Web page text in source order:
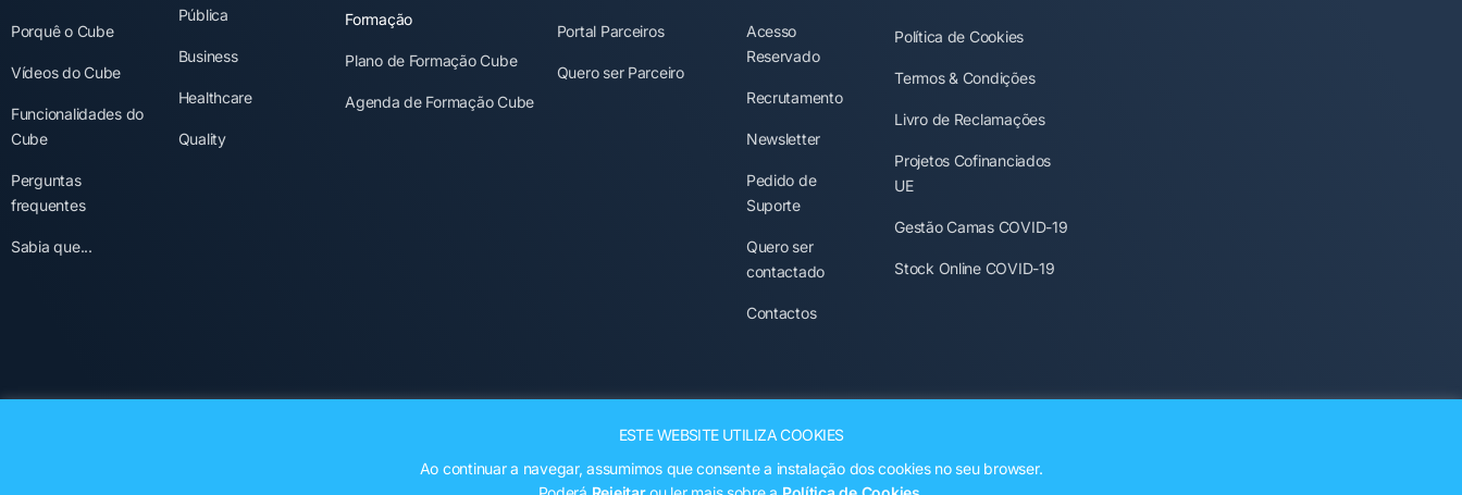
Porquê o Cube
Vídeos do Cube
Funcionalidades do
Cube
Perguntas
frequentes
Sabia que...
Pública
Business
Healthcare
Quality
Formação
Plano de Formação Cube
Agenda de Formação Cube
Portal Parceiros
Quero ser Parceiro
Acesso
Reservado
Recrutamento
Newsletter
Pedido de
Suporte
Quero ser
contactado
Contactos
Política de Cookies
Termos & Condições
Livro de Reclamações
Projetos Cofinanciados
UE
Gestão Camas COVID-19
Stock Online COVID-19
ESTE WEBSITE UTILIZA COOKIES
Ao continuar a navegar, assumimos que consente a instalação dos cookies no seu browser.